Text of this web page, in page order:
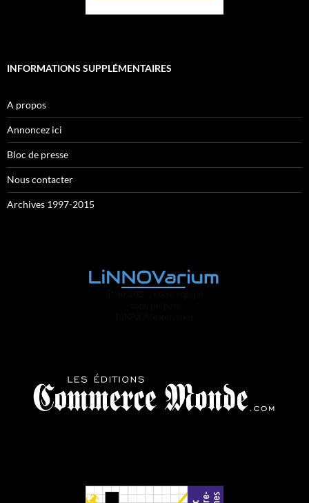
INFORMATIONS SUPPLÉMENTAIRES
A propos
Annoncez ici
Bloc de presse
Nous contacter
Archives 1997-2015